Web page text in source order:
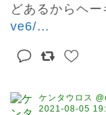
どあるからヘー
ve6/…
ケンタウロス
2021-08-05